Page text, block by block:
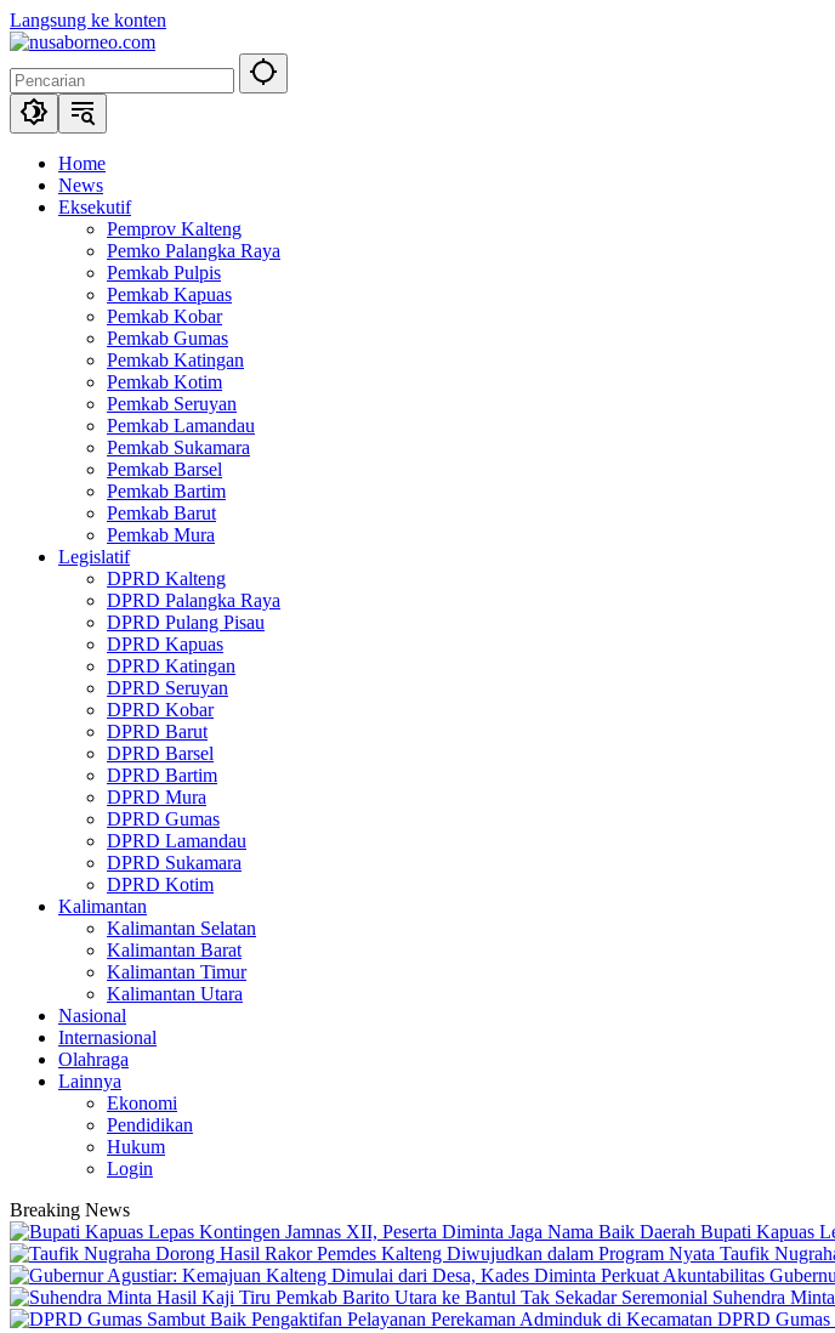
Langsung ke konten
Home
News
Eksekutif
Pemprov Kalteng
Pemko Palangka Raya
Pemkab Pulpis
Pemkab Kapuas
Pemkab Kobar
Pemkab Gumas
Pemkab Katingan
Pemkab Kotim
Pemkab Seruyan
Pemkab Lamandau
Pemkab Sukamara
Pemkab Barsel
Pemkab Bartim
Pemkab Barut
Pemkab Mura
Legislatif
DPRD Kalteng
DPRD Palangka Raya
DPRD Pulang Pisau
DPRD Kapuas
DPRD Katingan
DPRD Seruyan
DPRD Kobar
DPRD Barut
DPRD Barsel
DPRD Bartim
DPRD Mura
DPRD Gumas
DPRD Lamandau
DPRD Sukamara
DPRD Kotim
Kalimantan
Kalimantan Selatan
Kalimantan Barat
Kalimantan Timur
Kalimantan Utara
Nasional
Internasional
Olahraga
Lainnya
Ekonomi
Pendidikan
Hukum
Login
Breaking News
Bupati Kapuas
Taufik
Suhendra
DPRD Gumas